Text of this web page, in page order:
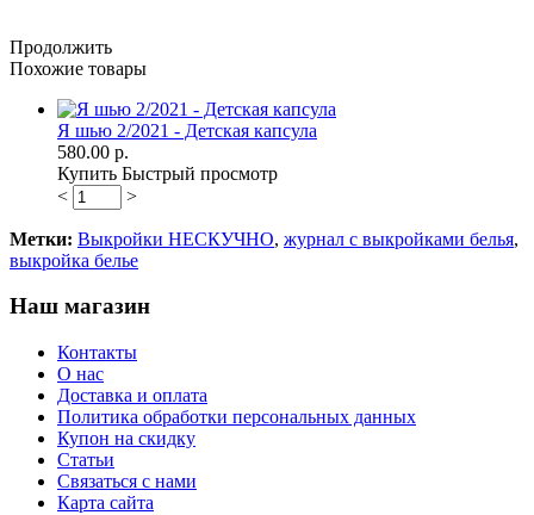
Продолжить
Похожие товары
Я шью 2/2021 - Детская капсула
580.00 р.
Купить Быстрый просмотр
<
>
Метки: Выкройки НЕСКУЧНО, журнал с выкройками белья,
выкройка белье
Наш магазин
Контакты
О нас
Доставка и оплата
Политика обработки персональных данных
Купон на скидку
Статьи
Связаться с нами
Карта сайта